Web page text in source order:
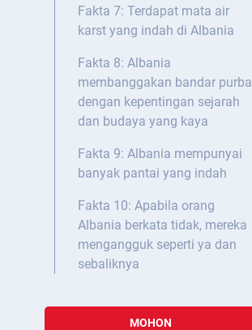
Fakta 7: Terdapat mata air
karst yang indah di Albania
Fakta 8: Albania
membanggakan bandar purba
dengan kepentingan sejarah
dan budaya yang kaya
Fakta 9: Albania mempunyai
banyak pantai yang indah
Fakta 10: Apabila orang
Albania berkata tidak, mereka
mengangguk seperti ya dan
sebaliknya
MOHON